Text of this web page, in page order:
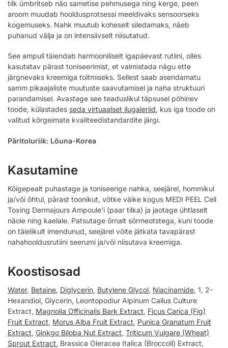
tilk ümbritseb näo sametise pehmusega ning kerge, peen
aroom muudab hooldusprotsessi meeldivaks sensoorseks
kogemuseks. Nahk muutub koheselt siledamaks, näeb
puhanud välja ja on intensiivselt niisutatud.
See ampull täiendab harmooniliselt igapäevast rutiini, olles
kasutatav pärast toniseerimist, et valmistada nägu ette
järgnevaks kreemiga toitmiseks. Sellest saab asendamatu
samm pikaajaliste muutuste saavutamisel ja naha struktuuri
parandamisel. Avastage see teaduslikul täpsusel põhinev
toode, külastades seda virtuaalset ilugaleriid, kus iga toode on
valitud kõrgeimate kvaliteedistandardite järgi.
Päritoluriik: Lõuna-Korea
Kasutamine
Kõigepealt puhastage ja toniseerige nahka, seejärel, hommikul
ja/või õhtul, pärast toonikut, võtke väike kogus MEDI PEEL Cell
Toxing Dermajours Ampoule’i (paar tilka) ja jaotage ühtlaselt
näole ning kaelale. Patsutage õrnalt sõrmeotstega, kuni toode
on täielikult imendunud, seejärel võite jätkata tavapärast
nahahooldusrutiini seerumi ja/või niisutava kreemiga.
Koostisosad
Water, Betaine, Diglycerin, Butylene Glycol, Niacinamide, 1, 2-
Hexandiol, Giycerin, Leontopodiur Alpinum Callus Culture
Extract, Magnolia Officinalis Bark Extract, Ficus Carica (Fig)
Fruit Extract, Morus Alba Fruit Extract, Punica Granatum Fruit
Extract, Ginkgo Biloba Nut Extract, Triticum Vulgare (Wheat)
Sprout Extract, Brassica Oleracea Italica (Broccoll) Extract,